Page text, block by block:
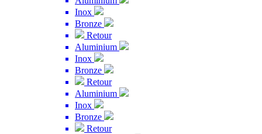
Inox
Bronze
Retour
Aluminium
Inox
Bronze
Retour
Aluminium
Inox
Bronze
Retour